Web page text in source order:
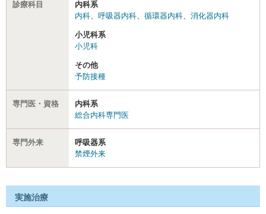
診療科目
内科系
内科
呼吸器内科 循環器内科 消化器内科
小児科系
小児科
その他
予防接種
専門医・資格
内科系
総合内科専門医
専門外来
呼吸器系
禁煙外来
実施治療